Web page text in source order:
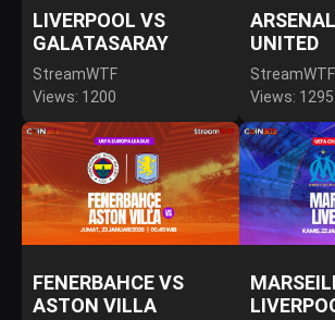
LIVERPOOL VS
GALATASARAY
StreamWTF
Views: 1200
UNITED
StreamWTF
Views: 1295
FENERBAHCE VS
ASTON VILLA